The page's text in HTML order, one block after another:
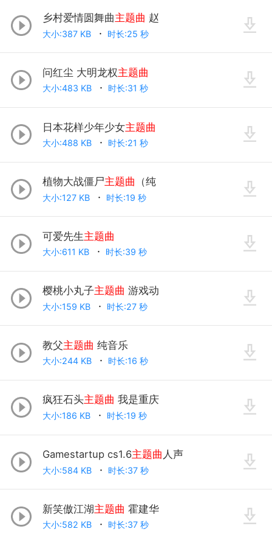
乡村爱情圆舞曲主题曲 赵
大小:387 KB 时长:25 秒
问红尘 大明龙权主题曲
大小:483 KB 时长:31 秒
日本花样少年少女主题曲
大小:488 KB 时长:21 秒
植物大战僵尸主题曲 （纯
大小:127 KB 时长:19 秒
可爱先生主题曲
大小:611 KB 时长:39 秒
樱桃小丸子主题曲 游戏动
大小:159 KB 时长:27 秒
教父主题曲 纯音乐
大小:244 KB 时长:16 秒
疯狂石头主题曲 我是重庆
大小:186 KB 时长:19 秒
Gamestartup cs1.6主题曲 人声
大小:584 KB 时长:37 秒
新笑傲江湖主题曲 霍建华
大小:582 KB 时长:37 秒